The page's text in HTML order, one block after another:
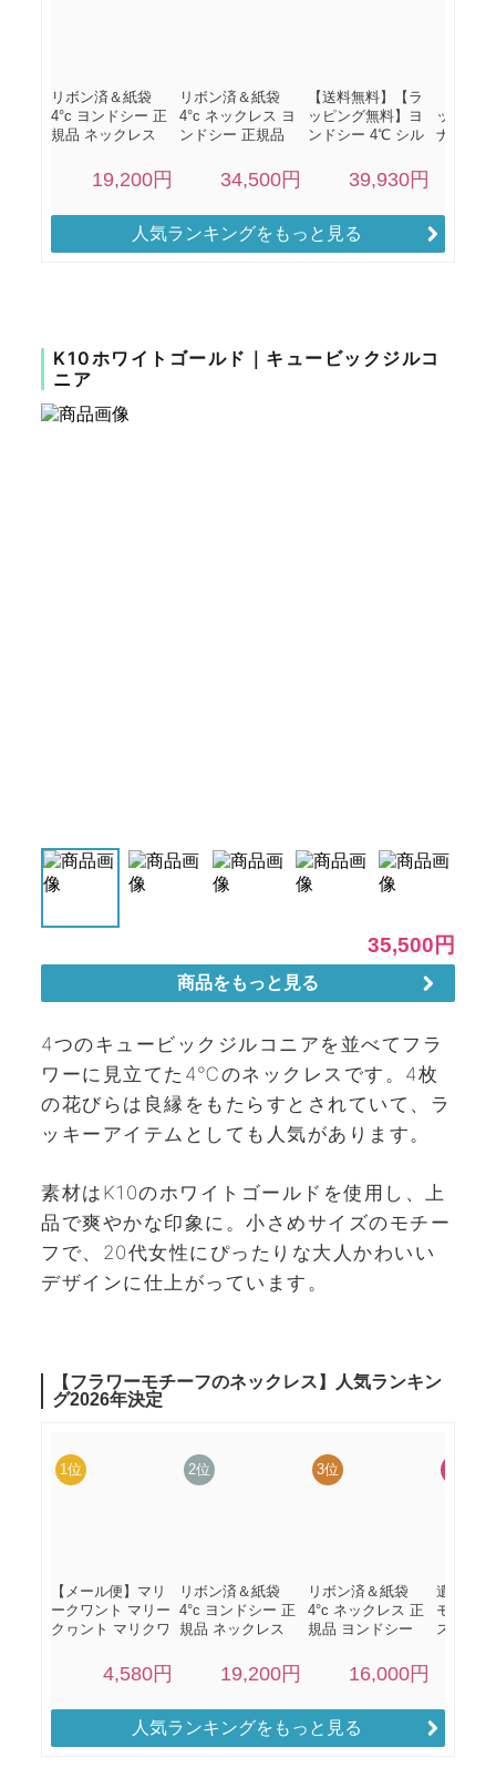
人気ランキングをもっと見る
K10ホワイトゴールド｜キュービックジルコ
ニア
4つのキュービックジルコニアを並べてフラ
ワーに見立てた4℃のネックレスです。4枚
の花びらは良縁をもたらすとされていて、ラ
ッキーアイテムとしても人気があります。
素材はK10のホワイトゴールドを使用し、上
品で爽やかな印象に。小さめサイズのモチー
フで、20代女性にぴったりな大人かわいい
デザインに仕上がっています。
人気ランキングをもっと見る